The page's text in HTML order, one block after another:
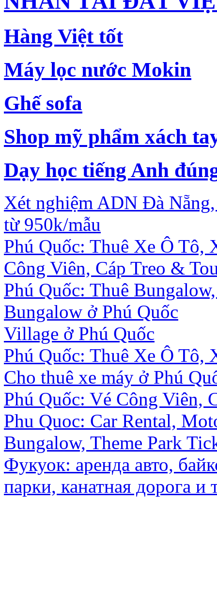
Hàng Việt tốt
Máy lọc nước Mokin
Ghế sofa
Shop mỹ phẩm xách
Dạy học tiếng Anh
Xét nghiệm ADN Đà
từ 950k/mẫu
Phú Quốc: Thuê Xe Ô Tô,
Công Viên, Cáp Treo &
Phú Quốc: Thuê
Bungalow ở Phú Quốc
Village ở Phú Quốc
Phú Quốc: Thuê Xe Ô Tô,
Cho thuê xe máy ở Phú
Phú Quốc: Vé Công Viên,
Phu Quoc: Car Rental,
Bungalow, Theme Park
Фукуок: аренда авто,
парки, канатная дорога и